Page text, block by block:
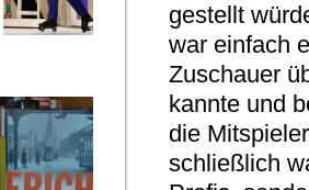
gestellt
war einfach
Zuschauer
kannte und
die
schließlich